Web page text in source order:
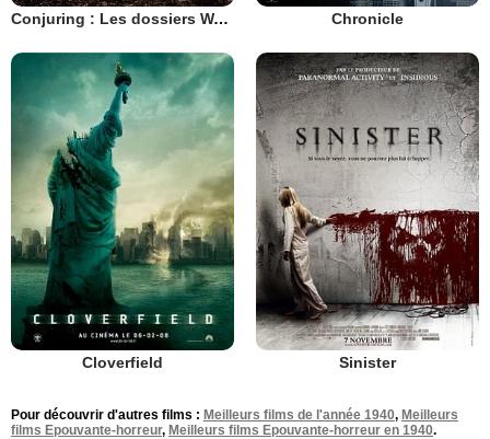
Conjuring : Les dossiers Warren Chronicle
Cloverfield Sinister
Pour découvrir d'autres films : Meilleurs films de l'année 1940, Meilleurs
films Epouvante-horreur, Meilleurs films Epouvante-horreur en 1940.